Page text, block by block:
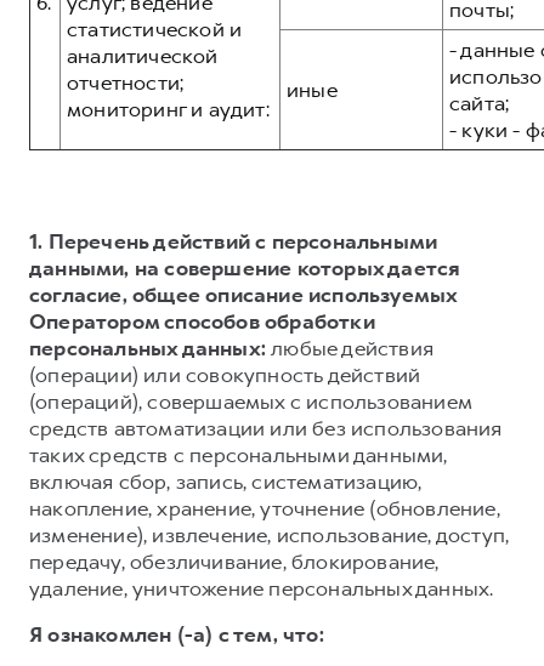
статистической и
аналитической
отчетности;
мониторинг и аудит:
почты;
иные
- данные
сайта;
- куки -
1. Перечень действий с персональными
данными, на совершение которых дается
согласие, общее описание используемых
Оператором способов обработки
персональных данных:любые действия
(операции) или совокупность действий
(операций), совершаемых с использованием
средств автоматизации или без использования
таких средств с персональными данными,
включая сбор, запись, систематизацию,
накопление, хранение, уточнение (обновление,
изменение), извлечение, использование, доступ,
передачу, обезличивание, блокирование,
удаление, уничтожение персональных данных.
Я ознакомлен (-а) с тем, что: